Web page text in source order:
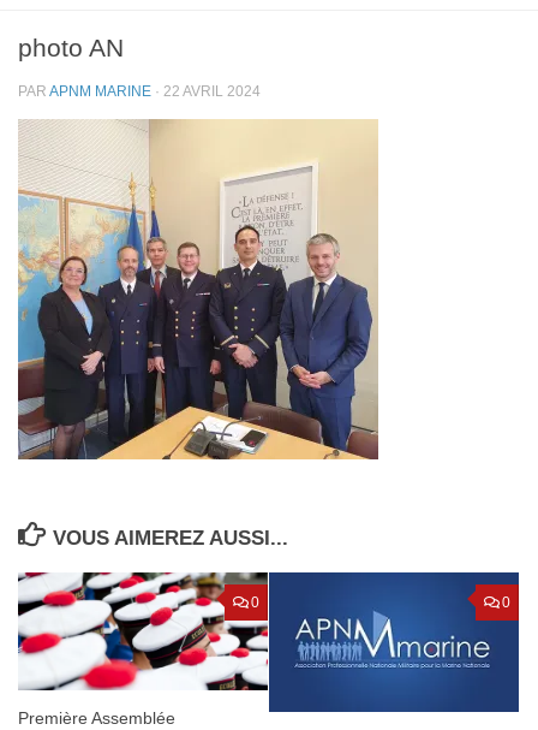
photo AN
PAR APNM MARINE · 22 AVRIL 2024
VOUS AIMEREZ AUSSI...
0
Première Assemblée
0